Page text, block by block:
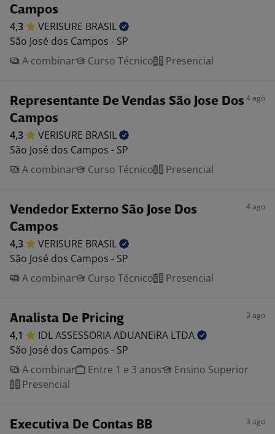
Campos
4,3 VERISURE BRASIL
São José dos Campos - SP
A combinar
Curso Técnico Presencial
Representante De Vendas São Jose Dos
Campos
4 ago
4,3 VERISURE BRASIL
São José dos Campos - SP
A combinar
Curso Técnico Presencial
Vendedor Externo São Jose Dos
Campos
4 ago
4,3 VERISURE BRASIL
São José dos Campos - SP
A combinar
Curso Técnico Presencial
Analista De Pricing 3 ago
4,1 IDL ASSESSORIA ADUANEIRA LTDA
São José dos Campos - SP
A combinar
Entre 1 e 3 anos
Ensino Superior
Presencial
Executiva De Contas BB 3 ago